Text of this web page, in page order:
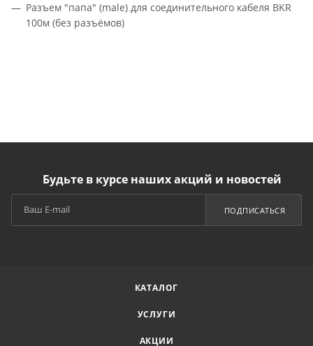
Разъем "папа" (male) для соединительного кабеля BKR
100м (без разъёмов)
Будьте в курсе наших акций и новостей
ПОДПИСАТЬСЯ
КАТАЛОГ
УСЛУГИ
АКЦИИ